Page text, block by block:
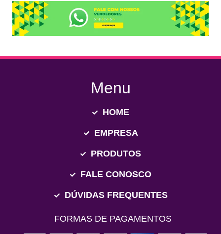
Menu
HOME
EMPRESA
PRODUTOS
FALE CONOSCO
DÚVIDAS FREQUENTES
FORMAS DE PAGAMENTOS